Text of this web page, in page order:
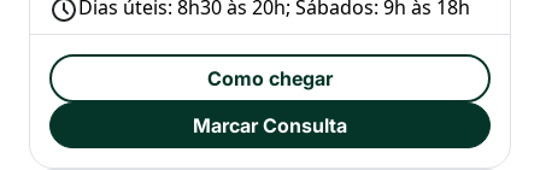
Dias úteis: 8h30 às 20h; Sábados: 9h às 18h
Como chegar
Marcar Consulta